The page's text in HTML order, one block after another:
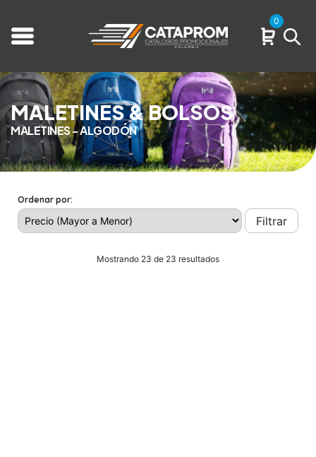
0
MALETINES & BOLSOS
MALETINES - ALGODÓN
Ordenar por:
Filtrar
Mostrando 23 de 23 resultados